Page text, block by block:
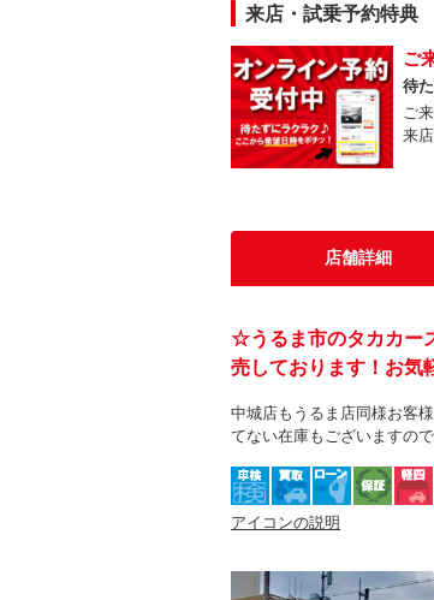
来店・試乗予約特典
ご
待
ご
来
店舗詳細
☆うるま市のタカカー
売しております！お気
中城店もうるま店同様お客
てない在庫もございますの
アイコンの説明